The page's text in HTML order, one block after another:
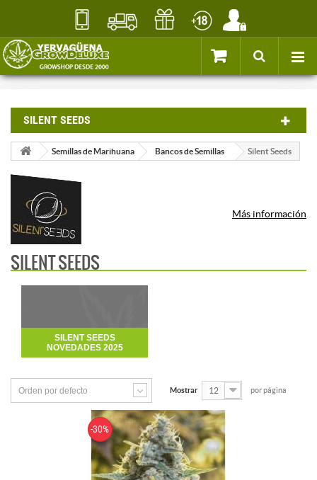
SILENT SEEDS
Semillas de Marihuana Bancos de Semillas Silent Seeds
SILENT SEEDS
Más información
SILENT SEEDS
NOVEDADES 2025
Orden por defecto Mostrar 12 por página
-30%